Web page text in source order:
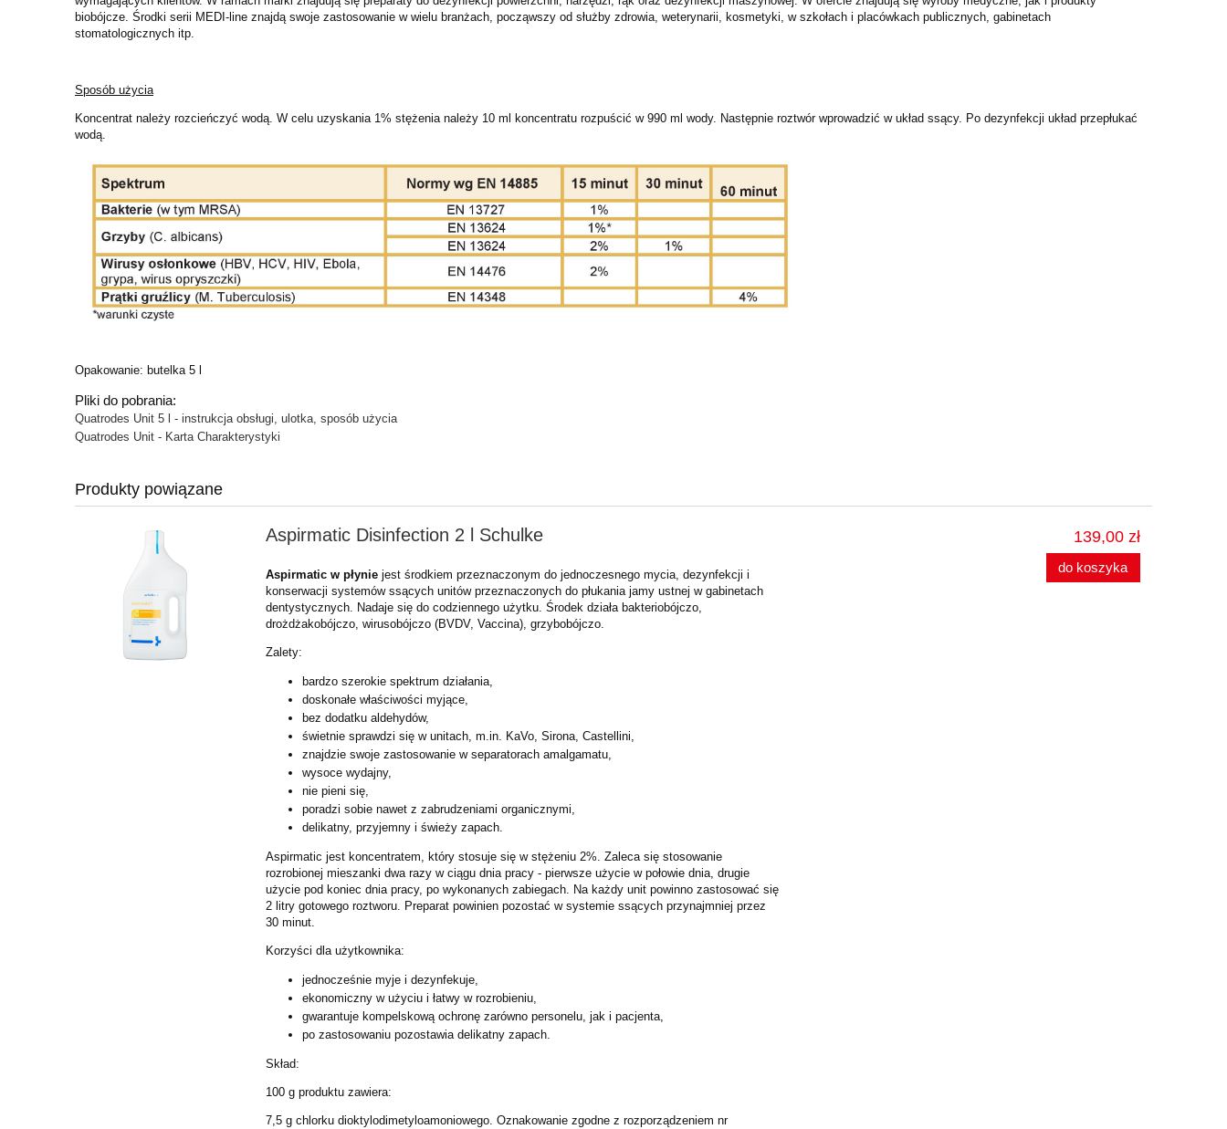
biobójcze. Środki serii MEDI-line znajdą swoje zastosowanie w wielu branżach, począwszy od służby zdrowia, weterynarii, kosmetyki, w szkołach i placówkach publicznych, gabinetach
stomatologicznych itp.
Sposób użycia
Koncentrat należy rozcieńczyć wodą. W celu uzyskania 1% stężenia należy 10 ml koncentratu rozpuścić w 990 ml wody. Następnie roztwór wprowadzić w układ ssący. Po dezynfekcji układ przepłukać
wodą.
Opakowanie: butelka 5 l
Pliki do pobrania:
Quatrodes Unit 5 l - instrukcja obsługi, ulotka, sposób użycia
Quatrodes Unit - Karta Charakterystyki
Produkty powiązane
Aspirmatic Disinfection 2 l Schulke
Aspirmatic w płynie jest środkiem przeznaczonym do jednoczesnego mycia, dezynfekcji i
konserwacji systemów ssących unitów przeznaczonych do płukania jamy ustnej w gabinetach
dentystycznych. Nadaje się do codziennego użytku. Środek działa bakteriobójczo,
drożdżakobójczo, wirusobójczo (BVDV, Vaccina), grzybobójczo.
Zalety:
bardzo szerokie spektrum działania,
doskonałe właściwości myjące,
bez dodatku aldehydów,
świetnie sprawdzi się w unitach, m.in. KaVo, Sirona, Castellini,
znajdzie swoje zastosowanie w separatorach amalgamatu,
wysoce wydajny,
nie pieni się,
poradzi sobie nawet z zabrudzeniami organicznymi,
delikatny, przyjemny i świeży zapach.
Aspirmatic jest koncentratem, który stosuje się w stężeniu 2%. Zaleca się stosowanie
rozrobionej mieszanki dwa razy w ciągu dnia pracy - pierwsze użycie w połowie dnia, drugie
użycie pod koniec dnia pracy, po wykonanych zabiegach. Na każdy unit powinno zastosować się
2 litry gotowego roztworu. Preparat powinien pozostać w systemie ssących przynajmniej przez
30 minut.
Korzyści dla użytkownika:
jednocześnie myje i dezynfekuje,
ekonomiczny w użyciu i łatwy w rozrobieniu,
gwarantuje kompelskową ochronę zarówno personelu, jak i pacjenta,
po zastosowaniu pozostawia delikatny zapach.
Skład:
100 g produktu zawiera:
7,5 g chlorku dioktylodimetyloamoniowego. Oznakowanie zgodne z rozporządzeniem nr
139,00 zł
do koszyka